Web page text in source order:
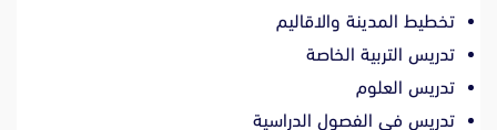
تخطيط المدينة والاقاليم
تدريس التربية الخاصة
تدريس العلوم
تدريس في الفصول الدراسية